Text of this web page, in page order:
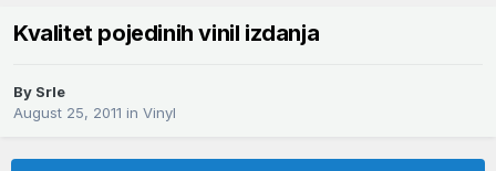
Kvalitet pojedinih vinil izdanja
By Srle
August 25, 2011 in Vinyl